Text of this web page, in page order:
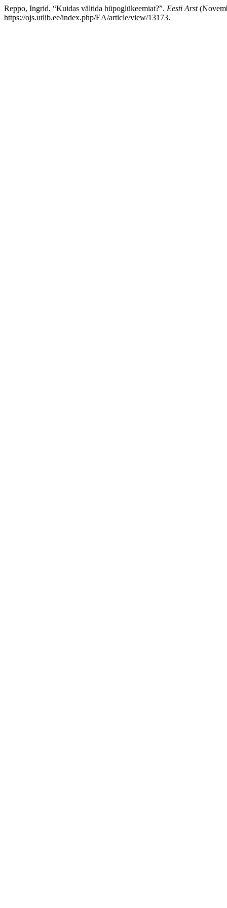
Reppo, Ingrid. “Kuidas vältida hüpoglükeemiat?”. Eesti Arst
https://ojs.utlib.ee/index.php/EA/article/view/13173.